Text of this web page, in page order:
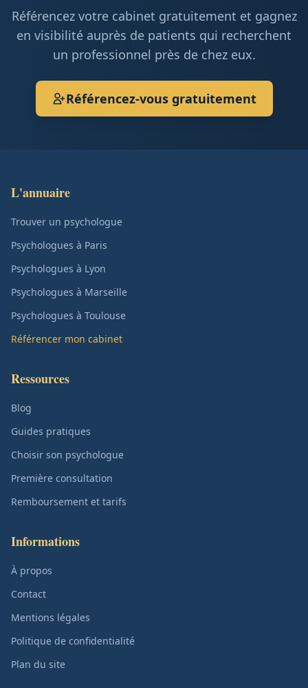
Référencez votre cabinet gratuitement et gagnez
en visibilité auprès de patients qui recherchent
un professionnel près de chez eux.
Référencez-vous gratuitement
L'annuaire
Trouver un psychologue
Psychologues à Paris
Psychologues à Lyon
Psychologues à Marseille
Psychologues à Toulouse
Référencer mon cabinet
Ressources
Blog
Guides pratiques
Choisir son psychologue
Première consultation
Remboursement et tarifs
Informations
À propos
Contact
Mentions légales
Politique de confidentialité
Plan du site